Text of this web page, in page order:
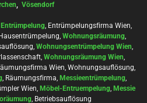
, Vösendorf
Entrümpelung, Entrümpelungsfirma Wien,
Wohnungsräumung,
Wohnungsentrümpelung Wien,
Wohnungsräumung Wien,
Wien, Wohnungsauflösung,
, Räumungsfirma, Messieentrümpelung,
Wien, Möbel-Entruempelung, Messie
, Betriebsauflösung